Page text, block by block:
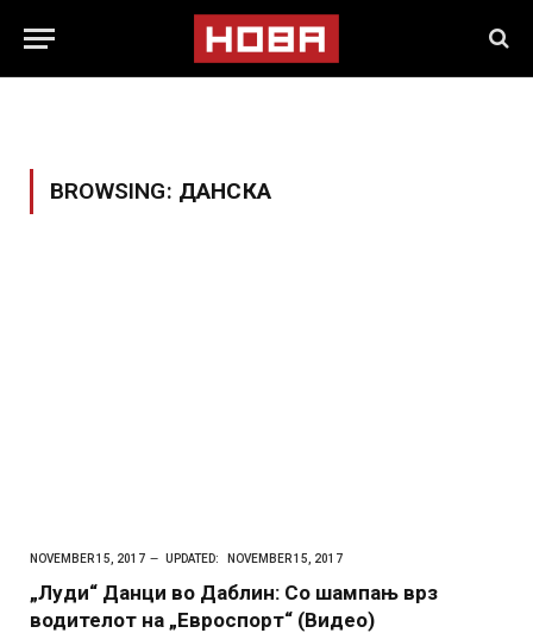
BROWSING: ДАНСКА
NOVEMBER 15, 2017 UPDATED: NOVEMBER 15, 2017
„Луди“ Данци во Даблин: Со шампањ врз
водителот на „Евроспорт“ (Видео)